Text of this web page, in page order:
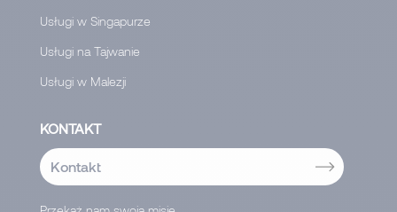
Usługi w Singapurze
Usługi na Tajwanie
Usługi w Malezji
KONTAKT
Kontakt